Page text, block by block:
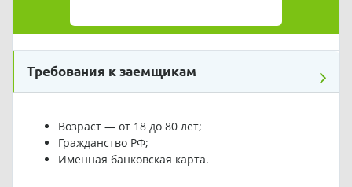
Требования к заемщикам
Возраст — от 18 до 80 лет;
Гражданство РФ;
Именная банковская карта.